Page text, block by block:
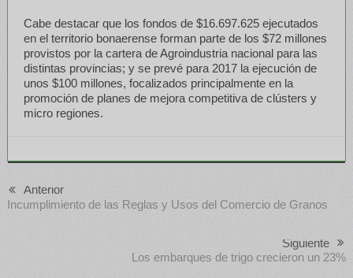
Cabe destacar que los fondos de $16.697.625 ejecutados
en el territorio bonaerense forman parte de los $72 millones
provistos por la cartera de Agroindustria nacional para las
distintas provincias; y se prevé para 2017 la ejecución de
unos $100 millones, focalizados principalmente en la
promoción de planes de mejora competitiva de clústers y
micro regiones.
Anterior
Incumplimiento de las Reglas y Usos del Comercio de Granos
Siguiente
Los embarques de trigo crecieron un 23%